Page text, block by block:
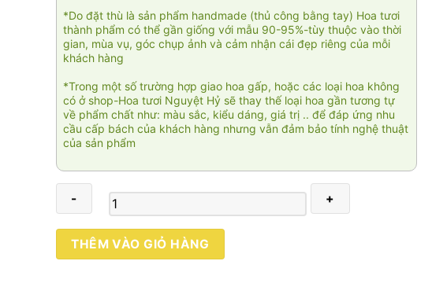
*Do đặt thù là sản phẩm handmade (thủ công bằng tay) Hoa tươi
thành phẩm có thể gần giống với mẫu 90-95%-tùy thuộc vào thời
gian, mùa vụ, góc chụp ảnh và cảm nhận cái đẹp riêng của mỗi
khách hàng
*Trong một số trường hợp giao hoa gấp, hoặc các loại hoa không
có ở shop-Hoa tươi Nguyệt Hỷ sẽ thay thế loại hoa gần tương tự
về phẩm chất như: màu sắc, kiểu dáng, giá trị .. để đáp ứng nhu
cầu cấp bách của khách hàng nhưng vẫn đảm bảo tính nghệ thuật
của sản phẩm
Hưng
vượng
THÊM VÀO GIỎ HÀNG